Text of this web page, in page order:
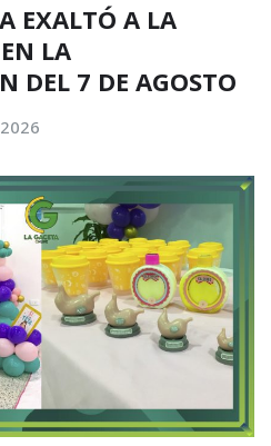
EXALTÓ A LA
LA
DEL 7 DE AGOSTO